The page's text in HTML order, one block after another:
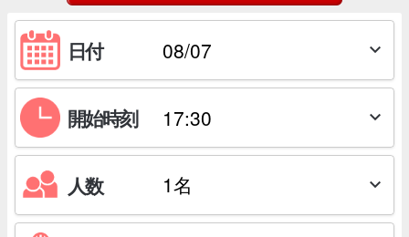
日付 
開始時刻 
人数 